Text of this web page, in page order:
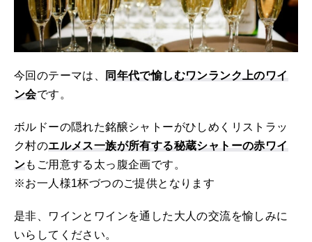
今回のテーマは、同年代で愉しむワンランク上のワイ
ン会です。
ボルドーの隠れた銘醸シャトーがひしめくリストラッ
ク村のエルメス一族が所有する秘蔵シャトーの赤ワイ
ンもご用意する太っ腹企画です。
※お一人様1杯づつのご提供となります
是非、ワインとワインを通した大人の交流を愉しみに
いらしてください。